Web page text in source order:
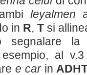
leyalmen
in R, T si
segnalare
esempio, al
e car in